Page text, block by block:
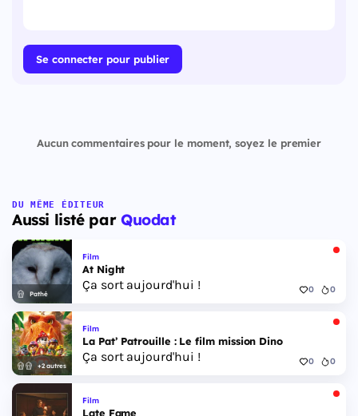
Se connecter pour publier
Aucun commentaires pour le moment, soyez le premier
DU MÊME ÉDITEUR
Aussi listé par Quodat
Pathé
Film
At Night
Ça sort aujourd'hui ! 0 0
+2 autres
Film
La Pat’ Patrouille : Le film mission Dino
Ça sort aujourd'hui ! 0 0
Film
Late Fame